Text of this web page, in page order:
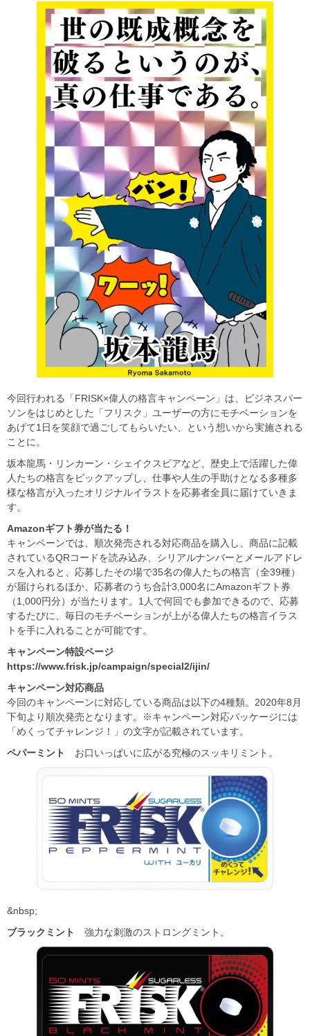
今回行われる「FRISK×偉人の格言キャンペーン」は、ビジネスパー
ソンをはじめとした「フリスク」ユーザーの方にモチベーションを
あげて1日を笑顔で過ごしてもらいたい、という想いから実施される
ことに。
坂本龍馬・リンカーン・シェイクスピアなど、歴史上で活躍した偉
人たちの格言をピックアップし、仕事や人生の手助けとなる多種多
様な格言が入ったオリジナルイラストを応募者全員に届けていきま
す。
Amazonギフト券が当たる！
キャンペーンでは、順次発売される対応商品を購入し、商品に記載
されているQRコードを読み込み、シリアルナンバーとメールアドレ
スを入れると、応募したその場で35名の偉人たちの格言（全39種）
が届けられるほか、応募者のうち合計3,000名にAmazonギフト券
（1,000円分）が当たります。1人で何回でも参加できるので、応募
するたびに、毎日のモチベーションが上がる偉人たちの格言イラス
トを手に入れることが可能です。
キャンペーン特設ページ
https://www.frisk.jp/campaign/special2/ijin/
キャンペーン対応商品
今回のキャンペーンに対応している商品は以下の4種類。2020年8月
下旬より順次発売となります。※キャンペーン対応パッケージには
「めくってチャレンジ！」の文字が記載されています。
ペパーミント
お口いっぱいに広がる究極のスッキリミント。
&nbsp;
ブラックミント
強力な刺激のストロングミント。